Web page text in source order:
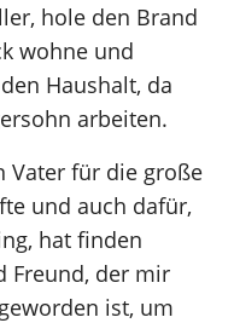
hole den Brand
wohne und
Haushalt, da
arbeiten.
Vater für die große
und auch dafür,
hat finden
Freund, der mir
ist, um